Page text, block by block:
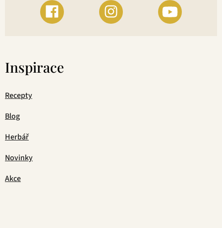
Inspirace
Recepty
Blog
Herbář
Novinky
Akce